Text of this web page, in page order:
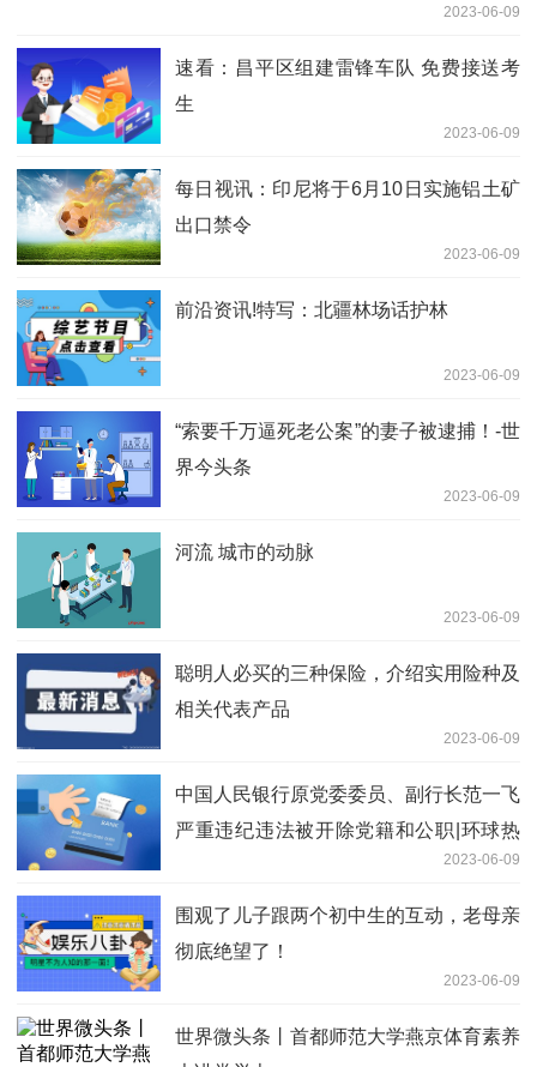
2023-06-09
速看：昌平区组建雷锋车队 免费接送考
生
2023-06-09
每日视讯：印尼将于6月10日实施铝土矿
出口禁令
2023-06-09
前沿资讯!特写：北疆林场话护林
2023-06-09
“索要千万逼死老公案”的妻子被逮捕！-世
界今头条
2023-06-09
河流 城市的动脉
2023-06-09
聪明人必买的三种保险，介绍实用险种及
相关代表产品
2023-06-09
中国人民银行原党委委员、副行长范一飞
严重违纪违法被开除党籍和公职|环球热
2023-06-09
围观了儿子跟两个初中生的互动，老母亲
彻底绝望了！
2023-06-09
世界微头条丨首都师范大学燕京体育素养